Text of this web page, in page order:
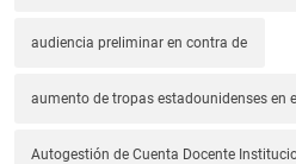
audiencia preliminar en contra de
aumento de tropas estadounidenses en
Autogestión de Cuenta Docente